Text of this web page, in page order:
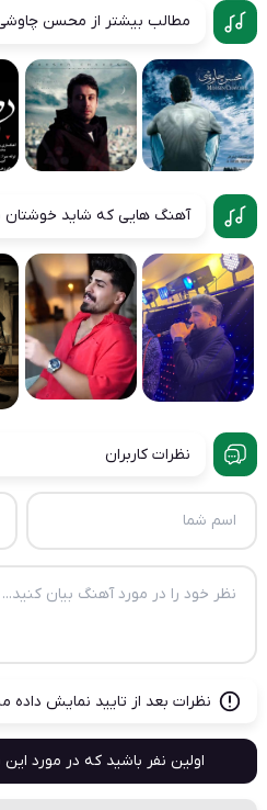
مطالب بیشتر از محسن
آهنگ هایی که شاید خوشتان
نظرات کاربران
نظرات بعد از تایید نمایش داده
اولین نفر باشید که در مورد